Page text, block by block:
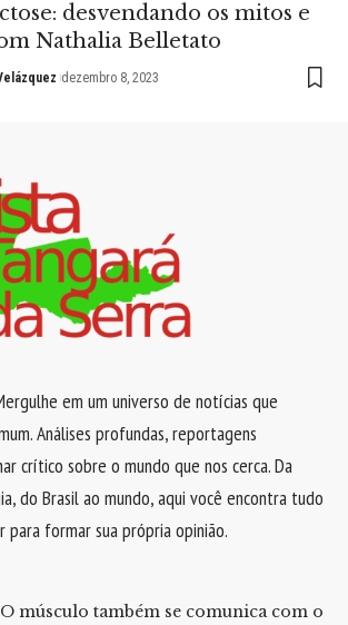
desvendando os mitos e
Nathalia Belletato
dezembro 8, 2023
em um universo de notícias que
Análises profundas, reportagens
crítico sobre o mundo que nos cerca. Da
do Brasil ao mundo, aqui você encontra tudo
para formar sua própria opinião.
O músculo também se comunica com o